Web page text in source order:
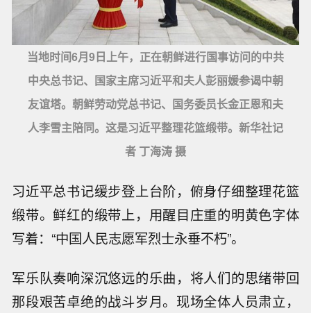
当地时间6月9日上午，正在朝鲜进行国事访问的中共
中央总书记、国家主席习近平和夫人彭丽媛参谒中朝
友谊塔。朝鲜劳动党总书记、国务委员长金正恩和夫
人李雪主陪同。这是习近平整理花篮缎带。新华社记
者 丁海涛 摄
习近平总书记缓步登上台阶，俯身仔细整理花篮
缎带。鲜红的缎带上，用醒目庄重的明黄色字体
写着：“中国人民志愿军烈士永垂不朽”。
军乐队奏响深沉悠远的乐曲，将人们的思绪带回
那段艰苦卓绝的战斗岁月。现场全体人员肃立，